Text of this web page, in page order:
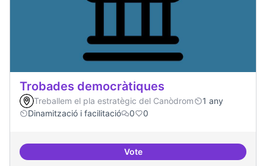
Trobades democràtiques
Treballem el pla estratègic del Canòdrom
1 any
Dinamització i facilitació
0 0
VoteTrobades democràtiques